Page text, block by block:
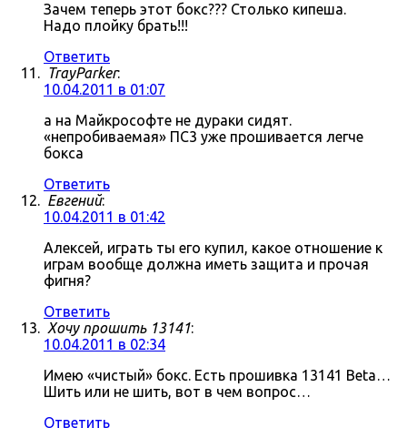
Зачем теперь этот бокс??? Столько кипеша.
Надо плойку брать!!!
Ответить
TrayParker:
10.04.2011 в 01:07
а на Майкрософте не дураки сидят.
«непробиваемая» ПС3 уже прошивается легче
бокса
Ответить
Евгений:
10.04.2011 в 01:42
Алексей, играть ты его купил, какое отношение к
играм вообще должна иметь защита и прочая
фигня?
Ответить
Хочу прошить 13141:
10.04.2011 в 02:34
Имею «чистый» бокс. Есть прошивка 13141 Beta…
Шить или не шить, вот в чем вопрос…
Ответить